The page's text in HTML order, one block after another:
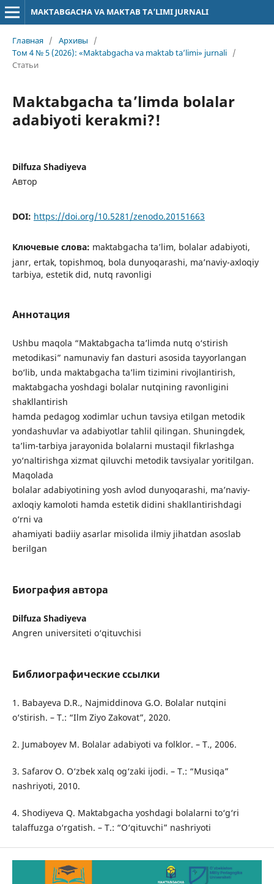
MAKTABGACHA VA MAKTAB TA’LIMI JURNALI
Главная / Архивы
/
Том 4 № 5 (2026): «Maktabgacha va maktab ta’limi» jurnali /
Статьи
Maktabgacha ta’limda bolalar
adabiyoti kerakmi?!
Dilfuza Shadiyeva
Автор
DOI: https://doi.org/10.5281/zenodo.20151663
Ключевые слова: maktabgacha ta’lim, bolalar adabiyoti,
janr, ertak, topishmoq, bola dunyoqarashi, ma’naviy-axloqiy
tarbiya, estetik did, nutq ravonligi
Аннотация
Ushbu maqola “Maktabgacha ta’limda nutq o‘stirish
metodikasi” namunaviy fan dasturi asosida tayyorlangan
bo‘lib, unda maktabgacha ta’lim tizimini rivojlantirish,
maktabgacha yoshdagi bolalar nutqining ravonligini
shakllantirish
hamda pedagog xodimlar uchun tavsiya etilgan metodik
yondashuvlar va adabiyotlar tahlil qilingan. Shuningdek,
ta’lim-tarbiya jarayonida bolalarni mustaqil fikrlashga
yo‘naltirishga xizmat qiluvchi metodik tavsiyalar yoritilgan.
Maqolada
bolalar adabiyotining yosh avlod dunyoqarashi, ma’naviy-
axloqiy kamoloti hamda estetik didini shakllantirishdagi
o‘rni va
ahamiyati badiiy asarlar misolida ilmiy jihatdan asoslab
berilgan
Биография автора
Dilfuza Shadiyeva
Angren universiteti o‘qituvchisi
Библиографические ссылки
1. Babayeva D.R., Najmiddinova G.O. Bolalar nutqini
o‘stirish. – T.: “Ilm Ziyo Zakovat”, 2020.
2. Jumaboyev M. Bolalar adabiyoti va folklor. – T., 2006.
3. Safarov O. O‘zbek xalq og‘zaki ijodi. – T.: “Musiqa”
nashriyoti, 2010.
4. Shodiyeva Q. Maktabgacha yoshdagi bolalarni to‘g‘ri
talaffuzga o‘rgatish. – T.: “O‘qituvchi” nashriyoti